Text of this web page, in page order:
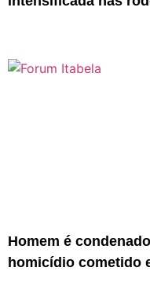
Homem é
homicídio cometido